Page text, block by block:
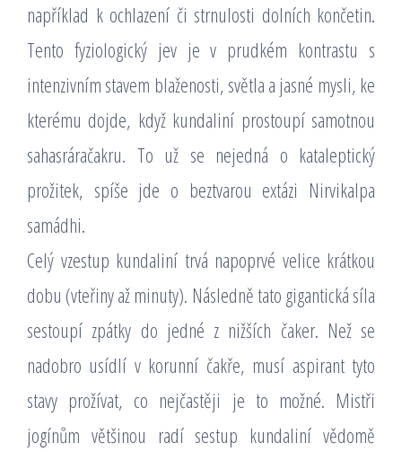
například k ochlazení či strnulosti dolních končetin.
Tento fyziologický jev je v prudkém kontrastu s
intenzivním stavem blaženosti, světla a jasné mysli, ke
kterému dojde, když kundaliní prostoupí samotnou
sahasráračakru. To už se nejedná o kataleptický
prožitek, spíše jde o beztvarou extázi Nirvikalpa
samádhi.
Celý vzestup kundaliní trvá napoprvé velice krátkou
dobu (vteřiny až minuty). Následně tato gigantická síla
sestoupí zpátky do jedné z nižších čaker. Než se
nadobro usídlí v korunní čakře, musí aspirant tyto
stavy prožívat, co nejčastěji je to možné. Mistři
jogínům většinou radí sestup kundaliní vědomě